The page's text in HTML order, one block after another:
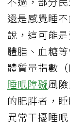
還是感覺睡
說，這可能
體脂、血糖
體質量指數
睡眠障礙風
的肥胖者，
異常干擾睡